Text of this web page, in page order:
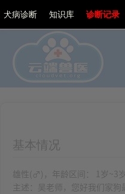
犬病诊断 知识库 诊断记录
基本情况
雄性(♂)，年龄区间： 1岁~3岁
主述：吴老师，您好我们家